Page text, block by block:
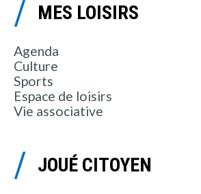
MES LOISIRS
Agenda
Culture
Sports
Espace de loisirs
Vie associative
JOUÉ CITOYEN